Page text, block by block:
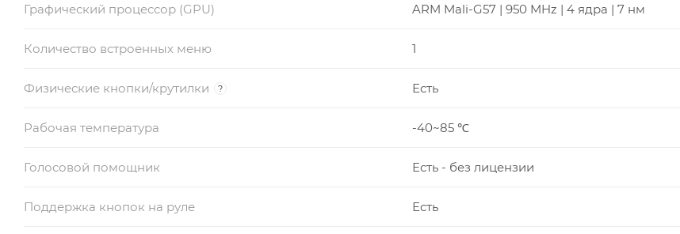
Графический процессор (GPU) ARM Mali-G57 | 950 MHz | 4 ядра | 7 нм
Количество встроенных меню 1
Физические кнопки/крутилки ? Есть
Рабочая температура -40~85 ℃
Голосовой помощник Есть - без лицензии
Поддержка кнопок на руле Есть